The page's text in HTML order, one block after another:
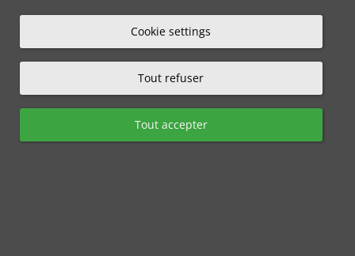
Cookie settings
Tout refuser
Tout accepter